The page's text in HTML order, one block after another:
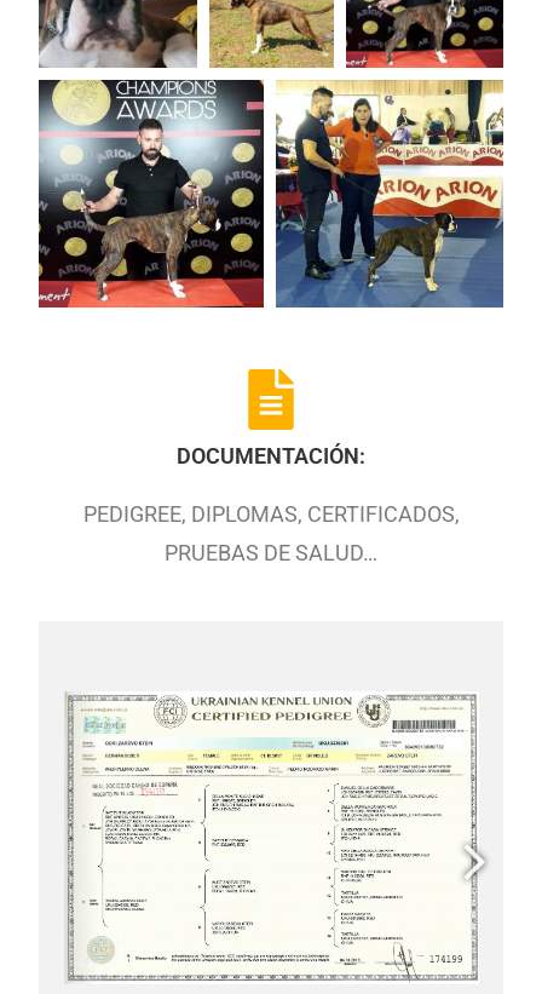
DOCUMENTACIÓN:
PEDIGREE, DIPLOMAS, CERTIFICADOS,
PRUEBAS DE SALUD…